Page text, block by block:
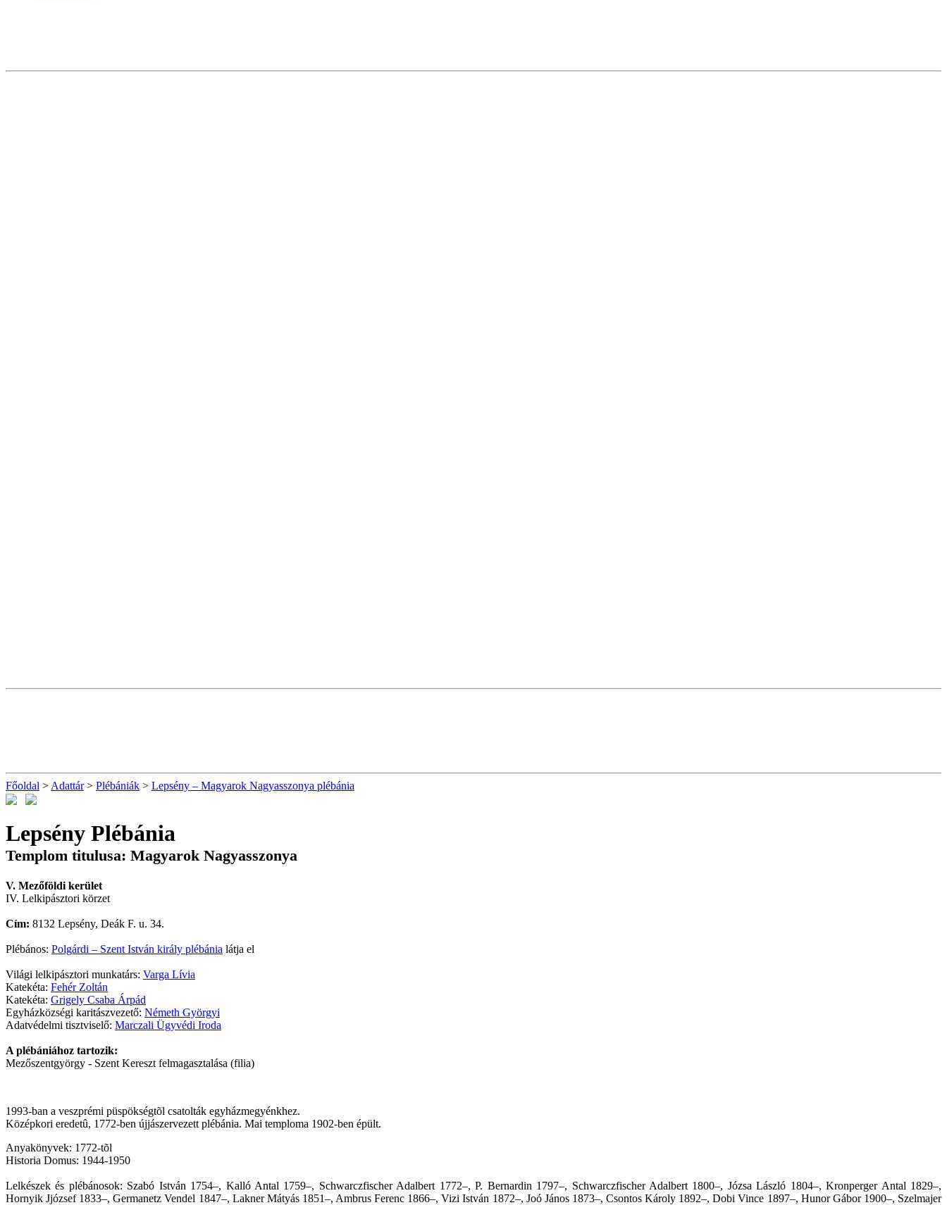
Főoldal > Adattár> Plébániák > Lepsény – Magyarok Nagyasszonya plébánia
Lepsény Plébánia
Templom titulusa: Magyarok Nagyasszonya
V. Mezőföldi kerület
IV. Lelkipásztori körzet
Cím: 8132 Lepsény, Deák F. u. 34.
Plébános: Polgárdi – Szent István király plébánia látja el
Világi lelkipásztori munkatárs: Varga Lívia
Katekéta: Fehér Zoltán
Katekéta: Grigely Csaba Árpád
Egyházközségi karitászvezető: Németh Györgyi
Adatvédelmi tisztviselő: Marczali Ügyvédi Iroda
A plébániához tartozik:
Mezőszentgyörgy - Szent Kereszt felmagasztalása (filia)
1993-ban a veszprémi püspökségtõl csatolták egyházmegyénkhez.
Középkori eredetû, 1772-ben újjászervezett plébánia. Mai temploma 1902-ben épült.
Anyakönyvek: 1772-tõl
Historia Domus: 1944-1950
Lelkészek és plébánosok: Szabó István 1754–, Kalló Antal 1759–, Schwarczfischer Adalbert 1772–, P. Bernardin 1797–, Schwarczfischer Adalbert 1800–, Józsa László 1804–, Kronperger Antal 1829–,
Hornyik Jjózsef 1833–, Germanetz Vendel 1847–, Lakner Mátyás 1851–, Ambrus Ferenc 1866–, Vizi István 1872–, Joó János 1873–, Csontos Károly 1892–, Dobi Vince 1897–, Hunor Gábor 1900–, Szelmajer